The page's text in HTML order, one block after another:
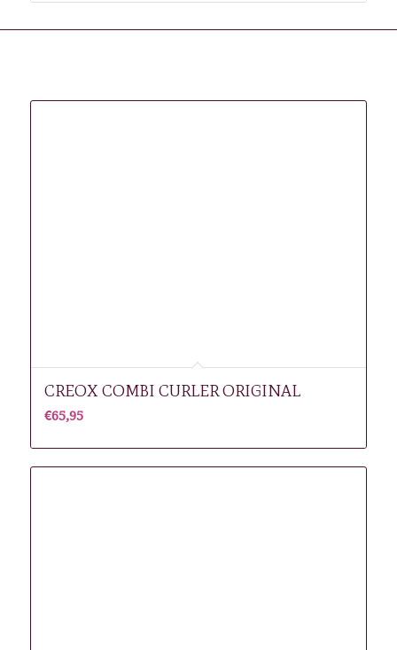
CREOX COMBI CURLER ORIGINAL
€65,95